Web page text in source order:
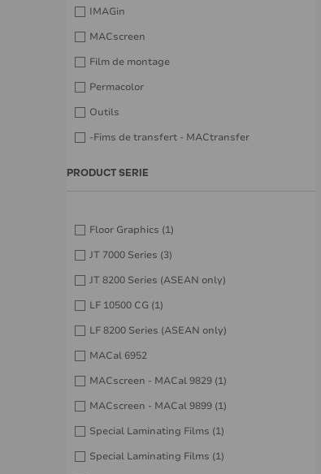
IMAGin
MACscreen
Film de montage
Permacolor
Outils
-Fims de transfert - MACtransfer
PRODUCT SERIE
Floor Graphics (1)
JT 7000 Series (3)
JT 8200 Series (ASEAN only)
LF 10500 CG (1)
LF 8200 Series (ASEAN only)
MACal 6952
MACscreen - MACal 9829 (1)
MACscreen - MACal 9899 (1)
Special Laminating Films (1)
Special Laminating Films (1)